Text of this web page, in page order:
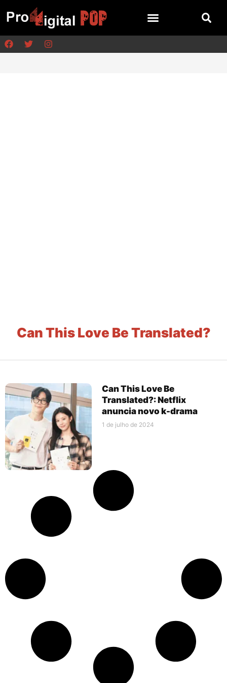
Can This Love Be Translated?
Can This Love Be
Translated?: Netflix
anuncia novo k-drama
1 de julho de 2024